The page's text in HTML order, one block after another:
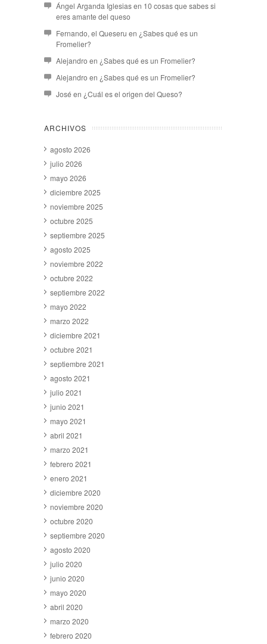
Ángel Arganda Iglesiasen 10 cosas que sabes si
eres amante del queso
Fernando, el Queseru en ¿Sabes qué es un
Fromelier?
Alejandro en ¿Sabes qué es un Fromelier?
Alejandro en ¿Sabes qué es un Fromelier?
José en ¿Cuál es el origen del Queso?
ARCHIVOS
agosto 2026
julio 2026
mayo 2026
diciembre 2025
noviembre 2025
octubre 2025
septiembre 2025
agosto 2025
noviembre 2022
octubre 2022
septiembre 2022
mayo 2022
marzo 2022
diciembre 2021
octubre 2021
septiembre 2021
agosto 2021
julio 2021
junio 2021
mayo 2021
abril 2021
marzo 2021
febrero 2021
enero 2021
diciembre 2020
noviembre 2020
octubre 2020
septiembre 2020
agosto 2020
julio 2020
junio 2020
mayo 2020
abril 2020
marzo 2020
febrero 2020